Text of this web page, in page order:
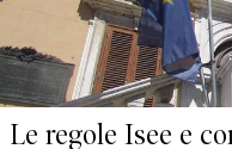
Le regole Isee e